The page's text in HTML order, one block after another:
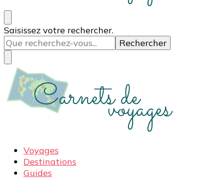
Carnets de voyages
Blog voyage à la découverte du monde, des idées
voyages, des conseils et avis sur les hôtelss
Vous
recherchiez
quelque
chose ?
Saisissez votre rechercher.
Carnets de voyages
Blog voyage à la découverte du monde, des idées
voyages, des conseils et avis sur les hôtelss
Voyages
Destinations
Guides